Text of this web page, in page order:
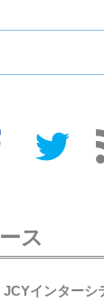
ス
JCYインターシ